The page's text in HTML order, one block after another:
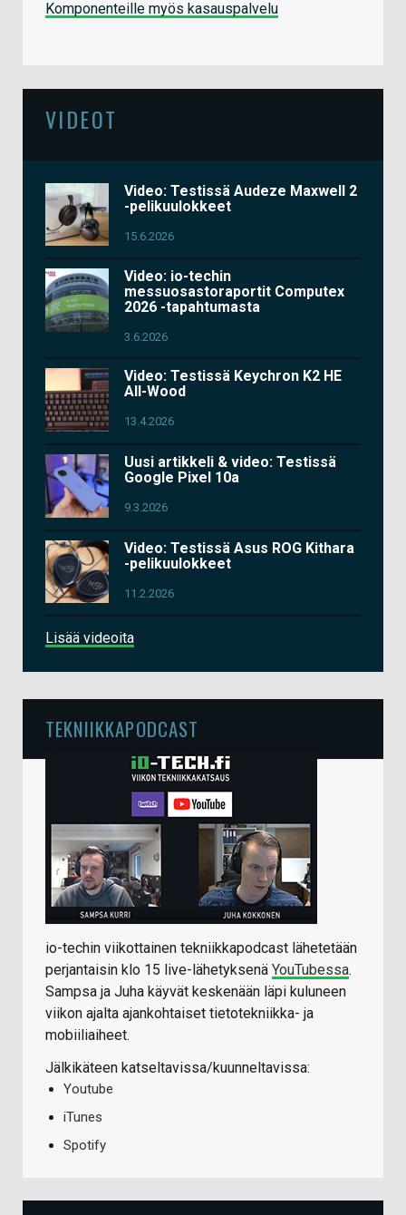
Komponenteille myös kasauspalvelu
VIDEOT
Video: Testissä Audeze Maxwell 2
-pelikuulokkeet
15.6.2026
Video: io-techin
messuosastoraportit Computex
2026 -tapahtumasta
3.6.2026
Video: Testissä Keychron K2 HE
All-Wood
13.4.2026
Uusi artikkeli & video: Testissä
Google Pixel 10a
9.3.2026
Video: Testissä Asus ROG Kithara
-pelikuulokkeet
11.2.2026
Lisää videoita
TEKNIIKKAPODCAST
io-techin viikottainen tekniikkapodcast lähetetään
perjantaisin klo 15 live-lähetyksenä YouTubessa.
Sampsa ja Juha käyvät keskenään läpi kuluneen
viikon ajalta ajankohtaiset tietotekniikka- ja
mobiiliaiheet.
Jälkikäteen katseltavissa/kuunneltavissa:
Youtube
iTunes
Spotify